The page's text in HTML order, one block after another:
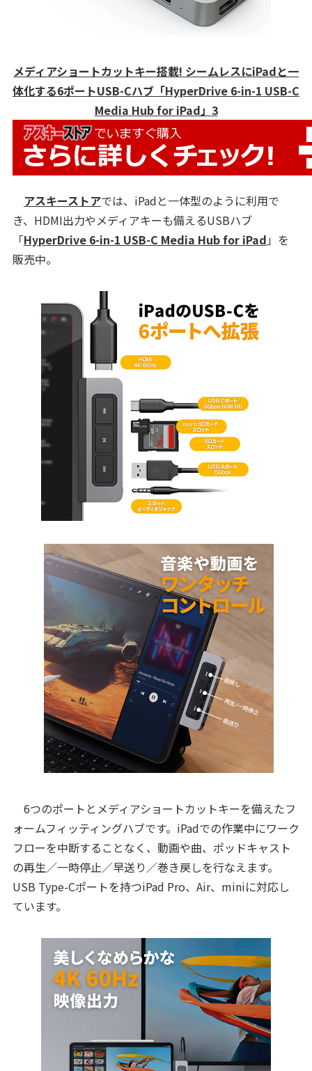
メディアショートカットキー搭載! シームレスにiPadと一
体化する6ポートUSB-Cハブ「HyperDrive 6-in-1 USB-C
Media Hub for iPad」3
アスキーストアでは、iPadと一体型のように利用で
き、HDMI出力やメディアキーも備えるUSBハブ
「HyperDrive 6-in-1 USB-C Media Hub for iPad 」を
販売中。
6つのポートとメディアショートカットキーを備えたフ
ォームフィッティングハブです。iPadでの作業中にワーク
フローを中断することなく、動画や曲、ポッドキャスト
の再生／一時停止／早送り／巻き戻しを行なえます。
USB Type-Cポートを持つiPad Pro、Air、miniに対応し
ています。